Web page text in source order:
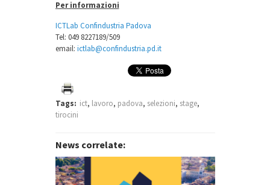
Per informazioni
ICTLab Confindustria Padova
Tel: 049 8227189/509
email: ictlab@confindustria.pd.it
Tags: ict, lavoro, padova, selezioni, stage,
tirocini
News correlate: